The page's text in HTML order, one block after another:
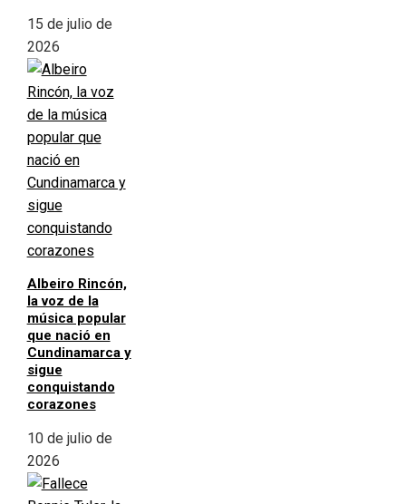
15 de julio de
2026
Albeiro Rincón,
la voz de la
música popular
que nació en
Cundinamarca y
sigue
conquistando
corazones
10 de julio de
2026